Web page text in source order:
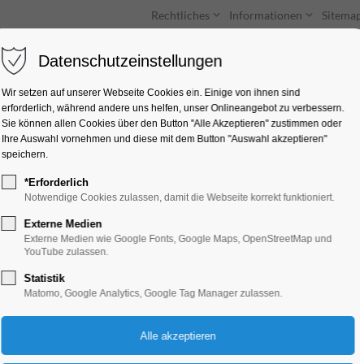
Rechtliches Informationen
Unterkünfte Entdecken & Erleben
Landhotel Neue
Neue Mühle 2, 14776 Brandenburg
Datenschutzeinstellungen
Wir setzen auf unserer Webseite Cookies ein. Einige von ihnen sind
erforderlich, während andere uns helfen, unser Onlineangebot zu verbessern.
Sie können allen Cookies über den Button "Alle Akzeptieren" zustimmen oder
Ihre Auswahl vornehmen und diese mit dem Button "Auswahl akzeptieren"
speichern.
*Erforderlich
Notwendige Cookies zulassen, damit die Webseite korrekt funktioniert.
Externe Medien
Externe Medien wie Google Fonts, Google Maps, OpenStreetMap und
YouTube zulassen.
Statistik
Matomo, Google Analytics, Google Tag Manager zulassen.